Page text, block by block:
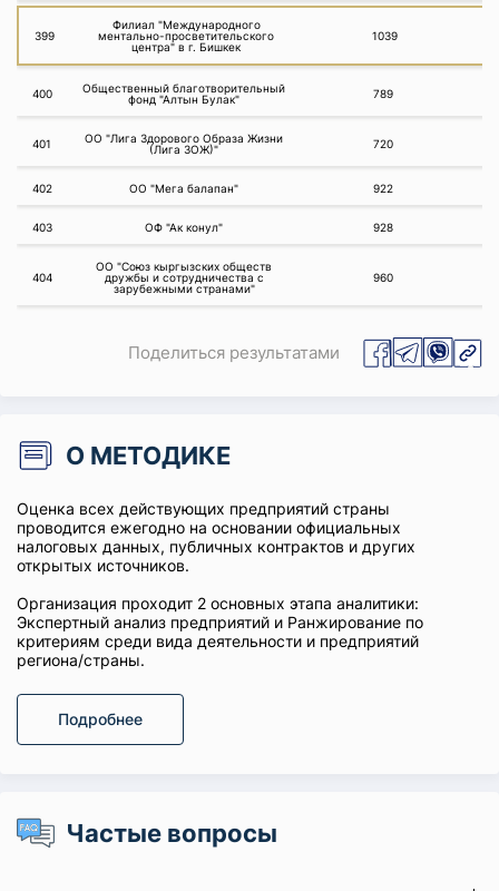
399
Филиал "Международного
ментально-просветительского
центра" в г. Бишкек
1039
400
Общественный благотворительный
фонд "Алтын Булак"
789
401
ОО "Лига Здорового Образа Жизни
(Лига ЗОЖ)"
720
402 ОО "Мега балапан" 922
403 ОФ "Ак конул" 928
404
ОО "Союз кыргызских обществ
дружбы и сотрудничества с
зарубежными странами"
960
Поделиться результатами
О МЕТОДИКЕ
Оценка всех действующих предприятий страны
проводится ежегодно на основании официальных
налоговых данных, публичных контрактов и других
открытых источников.
Организация проходит 2 основных этапа аналитики:
Экспертный анализ предприятий и Ранжирование по
критериям среди вида деятельности и предприятий
региона/страны.
Подробнее
Частые вопросы